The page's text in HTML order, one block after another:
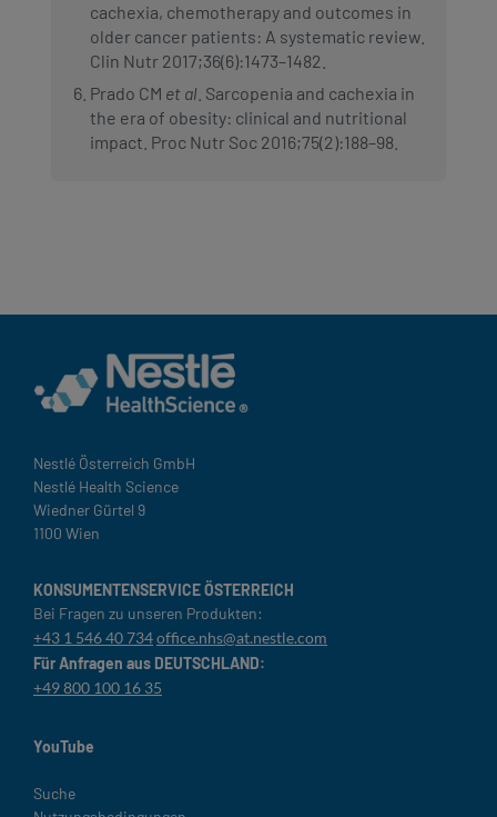
cachexia, chemotherapy and outcomes in
older cancer patients: A systematic review.
Clin Nutr 2017;36(6):1473–1482.
Prado CM et al . Sarcopenia and cachexia in
the era of obesity: clinical and nutritional
impact. Proc Nutr Soc 2016;75(2):188–98.
Nestlé Österreich GmbH
Nestlé Health Science
Wiedner Gürtel 9
1100 Wien
KONSUMENTENSERVICE ÖSTERREICH
Bei Fragen zu unseren Produkten:
+43 1 546 40 734office.nhs@at.nestle.com
Für Anfragen aus DEUTSCHLAND:
+49 800 100 16 35
YouTube
Legal
Suche